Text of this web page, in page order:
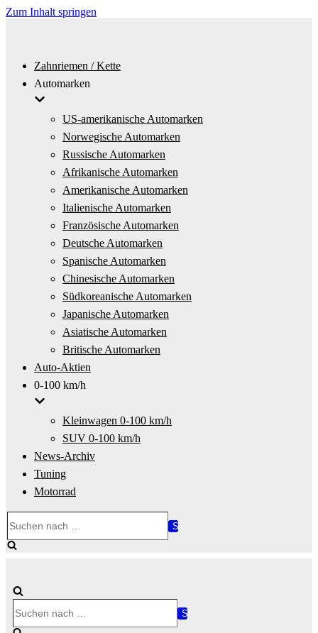
Zum Inhalt springen
Zahnriemen / Kette
Automarken
US-amerikanische Automarken
Norwegische Automarken
Russische Automarken
Afrikanische Automarken
Amerikanische Automarken
Italienische Automarken
Französische Automarken
Deutsche Automarken
Spanische Automarken
Chinesische Automarken
Südkoreanische Automarken
Japanische Automarken
Asiatische Automarken
Britische Automarken
Auto-Aktien
0-100 km/h
Kleinwagen 0-100 km/h
SUV 0-100 km/h
News-Archiv
Tuning
Motorrad
nach …
nach …